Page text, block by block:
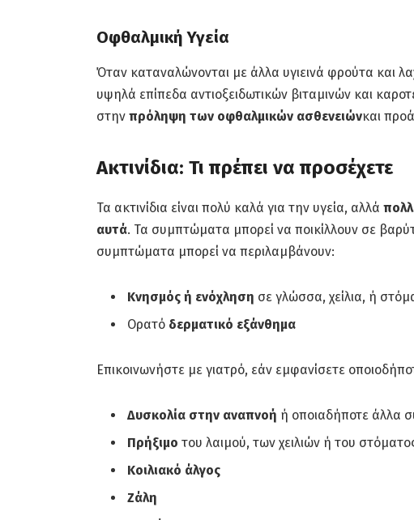
Οφθαλμική Υγεία
Όταν καταναλώνονται με άλλα υγιεινά φρούτα και
υψηλά επίπεδα αντιοξειδωτικών βιταμινών και
στην πρόληψη των οφθαλμικών ασθενειώνκαι
Ακτινίδια: Τι πρέπει να προσέχετε
Τα ακτινίδια είναι πολύ καλά για την υγεία, αλλά
αυτά. Τα συμπτώματα μπορεί να ποικίλλουν σε
συμπτώματα μπορεί να περιλαμβάνουν:
Κνησμός ή ενόχληση σε γλώσσα, χείλια, ή
Ορατό δερματικό εξάνθημα
Επικοινωνήστε με γιατρό, εάν εμφανίσετε
Δυσκολία στην αναπνοή ή οποιαδήποτε άλλα
Πρήξιμο του λαιμού, των χειλιών ή του
Κοιλιακό άλγος
Ζάλη